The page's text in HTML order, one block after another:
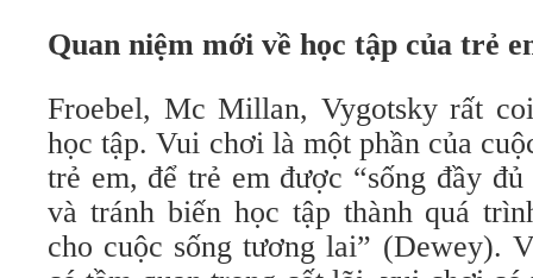
Quan niệm mới về học tập của trẻ
Froebel, Mc Millan, Vygotsky rất
học tập. Vui chơi là một phần của
trẻ em, để trẻ em được “sống đầy
và tránh biến học tập thành quá
cho cuộc sống tương lai” (Dewey).